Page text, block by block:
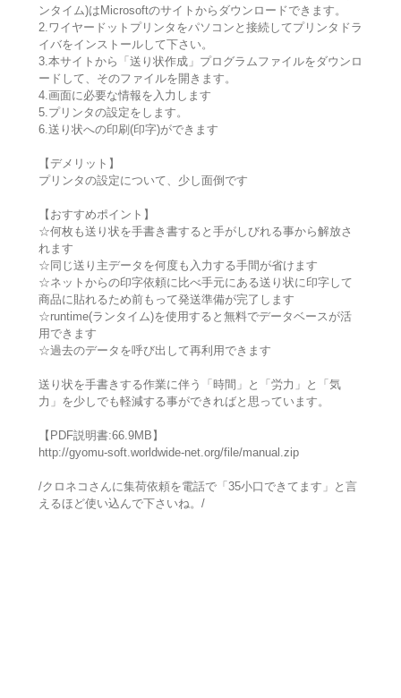
ンタイム)はMicrosoftのサイトからダウンロードできます。
2.ワイヤードットプリンタをパソコンと接続してプリンタドラ
イバをインストールして下さい。
3.本サイトから「送り状作成」プログラムファイルをダウンロ
ードして、そのファイルを開きます。
4.画面に必要な情報を入力します
5.プリンタの設定をします。
6.送り状への印刷(印字)ができます
【デメリット】
プリンタの設定について、少し面倒です
【おすすめポイント】
☆何枚も送り状を手書き書すると手がしびれる事から解放さ
れます
☆同じ送り主データを何度も入力する手間が省けます
☆ネットからの印字依頼に比べ手元にある送り状に印字して
商品に貼れるため前もって発送準備が完了します
☆runtime(ランタイム)を使用すると無料でデータベースが活
用できます
☆過去のデータを呼び出して再利用できます
送り状を手書きする作業に伴う「時間」と「労力」と「気
力」を少しでも軽減する事ができればと思っています。
【PDF説明書:66.9MB】
http://gyomu-soft.worldwide-net.org/file/manual.zip
/クロネコさんに集荷依頼を電話で「35小口できてます」と言
えるほど使い込んで下さいね。/